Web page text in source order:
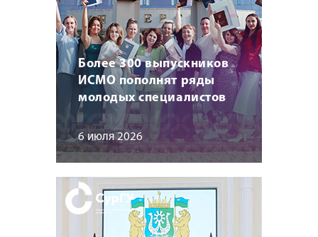
Более 300 выпускников
ИСМО пополнят ряды
молодых специалистов
6 июля 2026